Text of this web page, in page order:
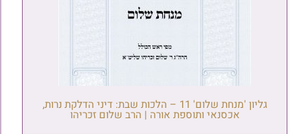
גליון 'מנחת שלום' 11 – הלכות שבת: דיני הדלקת נרות,
אכסנאי ותוספת אורה | הרב שלום זכריהו